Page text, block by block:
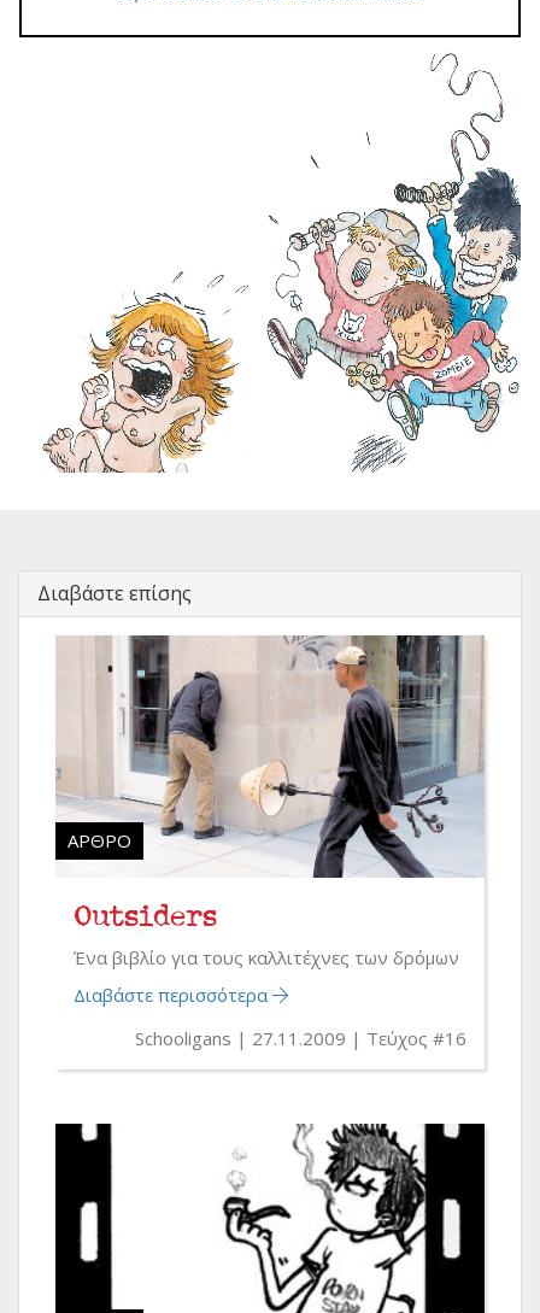
Διαβάστε επίσης
ΆΡΘΡΟ
​​​​​​Outsiders
Ένα βιβλίο για τους καλλιτέχνες των δρόμων
Διαβάστε περισσότερα
Schooligans
27.11.2009 Τεύχος #16